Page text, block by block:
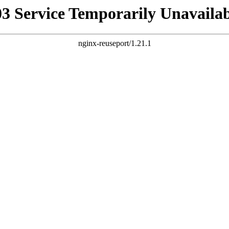
Service Temporarily
nginx-reuseport/1.21.1